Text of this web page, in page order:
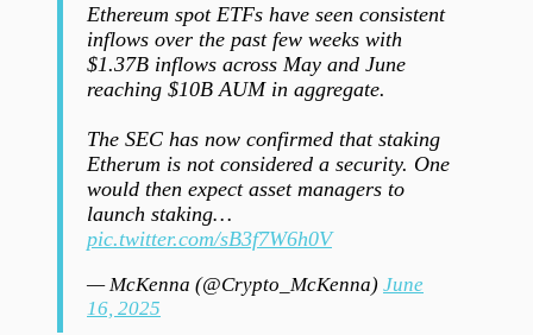
Ethereum spot ETFs have seen consistent
inflows over the past few weeks with
$1.37B inflows across May and June
reaching $10B AUM in aggregate.
The SEC has now confirmed that staking
Etherum is not considered a security. One
would then expect asset managers to
launch staking…
pic.twitter.com/sB3f7W6h0V
— McKenna (@Crypto_McKenna) June
16, 2025